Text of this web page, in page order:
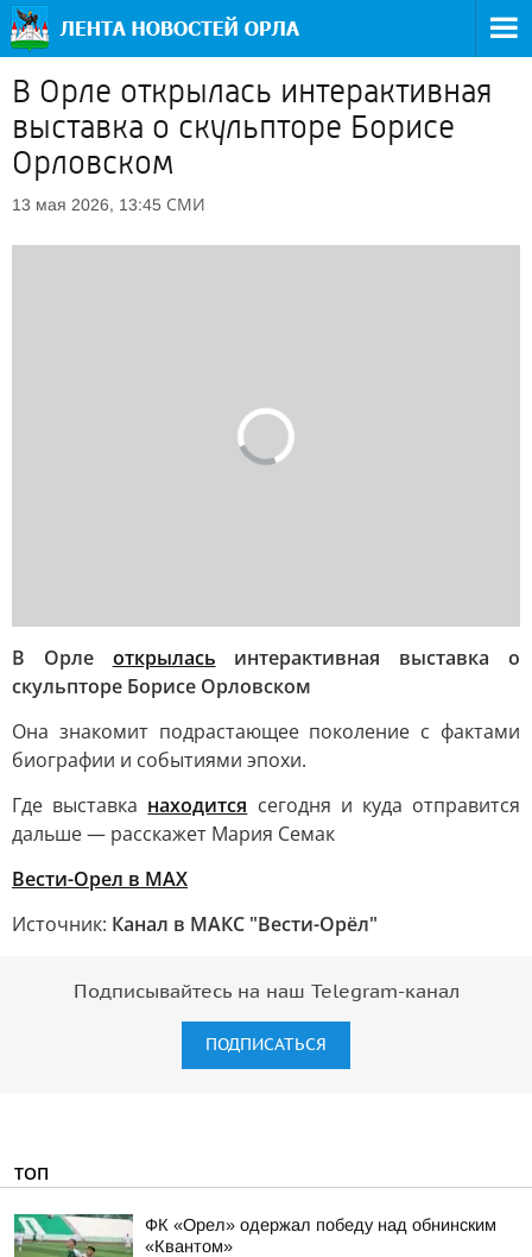
В Орле открылась интерактивная
выставка о скульпторе Борисе
Орловском
13 мая 2026, 13:45 СМИ
В Орле открылась интерактивная выставка о
скульпторе Борисе Орловском
Она знакомит подрастающее поколение с фактами
биографии и событиями эпохи.
Где выставка находится сегодня и куда отправится
дальше — расскажет Мария Семак
Вести-Орел в МАХ
Источник: Канал в МАКС "Вести-Орёл"
Подписывайтесь на наш Telegram-канал
ПОДПИСАТЬСЯ
ТОП
ФК «Орел» одержал победу над обнинским
«Квантом»